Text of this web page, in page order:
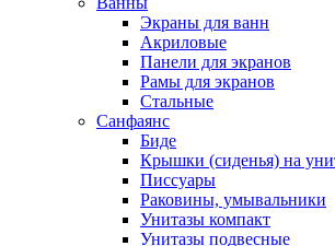
Экраны для ванн
Акриловые
Панели для экранов
Рамы для экранов
Стальные
Санфаянс
Биде
Крышки (сиденья) на
Писсуары
Раковины, умывальники
Унитазы компакт
Унитазы подвесные